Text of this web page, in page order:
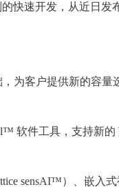
快速开发，从近日
为客户提供新的容
软件工具，支持新
sensAI™）、嵌入